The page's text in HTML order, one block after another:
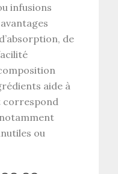
infusions
de
aide à
correspond
ou